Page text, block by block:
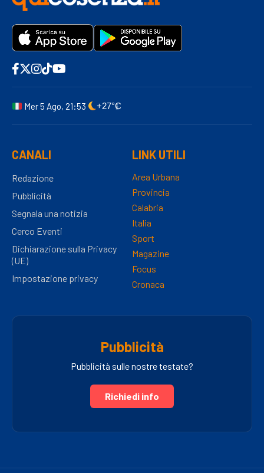
Mer 5 Ago, 21:53 +27°C
CANALI
Redazione
Pubblicità
Segnala una notizia
Cerco Eventi
Dichiarazione sulla Privacy
(UE)
Impostazione privacy
LINK UTILI
Area Urbana
Provincia
Calabria
Italia
Sport
Magazine
Focus
Cronaca
Pubblicità
Pubblicità sulle nostre testate?
Richiedi info